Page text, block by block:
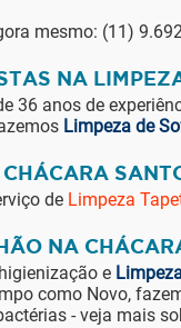
mesmo: (11)
NA
36 anos de
Limpeza de
de Limpeza
NA
e
como Novo,
- veja mais